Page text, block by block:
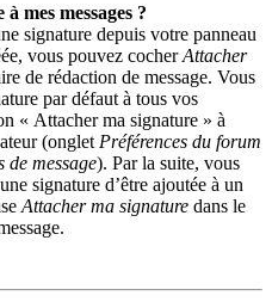
mes messages ?
signature depuis votre panneau
vous pouvez cocherAttacher
de rédaction de message. Vous
par défaut à tous vos
« Attacher ma signature » à
(onglet Préférences du forum
message). Par la suite, vous
signature d’être ajoutée à un
Attacher ma signature dans le